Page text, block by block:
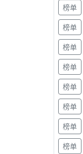
榜单
榜单
榜单
榜单
榜单
榜单
榜单
榜单